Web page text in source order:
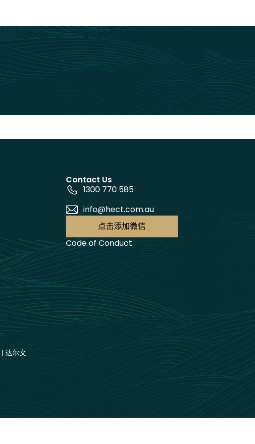
Contact Us
1300 770 585
info@hect.com.au
点击添加微信
Code of Conduct
| 达尔文